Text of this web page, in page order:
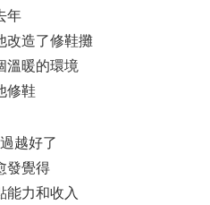
年
改造了修鞋攤
溫暖的環境
修鞋
越好了
發覺得
能力和收入